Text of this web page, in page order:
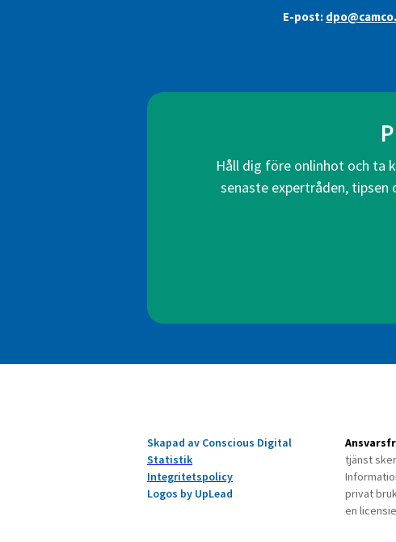
E-post:
Håll dig före onlinhot och ta
senaste expertråden,
Skapad av Conscious Digital
Statistik
Integritetspolicy
Logos by UpLead
tjänst
privat
en